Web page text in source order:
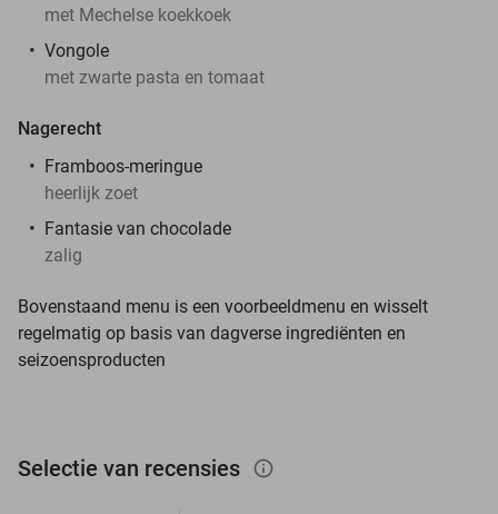
met Mechelse koekkoek
Vongole
met zwarte pasta en tomaat
Nagerecht
Framboos-meringue
heerlijk zoet
Fantasie van chocolade
zalig
Bovenstaand menu is een voorbeeldmenu en wisselt
regelmatig op basis van dagverse ingrediënten en
seizoensproducten
Selectie van recensies info_outlined